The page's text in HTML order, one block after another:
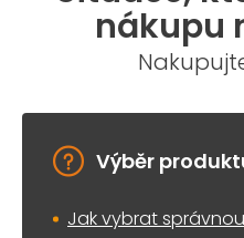
nákupu
Výběr
Jak vybrat